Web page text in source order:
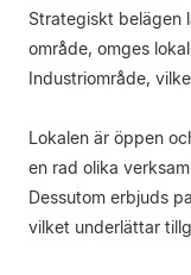
Strategiskt belägen
område, omges
Industriområde,
Lokalen är öppen
en rad olika
Dessutom erbjuds
vilket underlättar